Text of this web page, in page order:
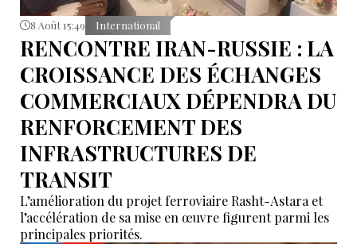
8 Août 15:49 International
RENCONTRE IRAN-RUSSIE : LA
CROISSANCE DES ÉCHANGES
COMMERCIAUX DÉPENDRA DU
RENFORCEMENT DES
INFRASTRUCTURES DE
TRANSIT
L’amélioration du projet ferroviaire Rasht-Astara et
l’accélération de sa mise en œuvre figurent parmi les
principales priorités.